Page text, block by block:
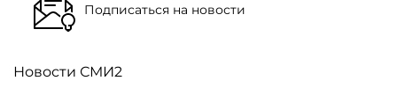
Подписаться на новости
Новости СМИ2